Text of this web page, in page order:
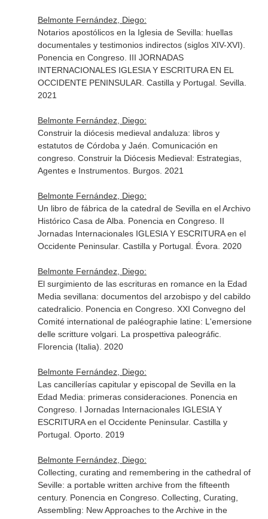
Belmonte Fernández, Diego:
Notarios apostólicos en la Iglesia de Sevilla: huellas
documentales y testimonios indirectos (siglos XIV-XVI).
Ponencia en Congreso. III JORNADAS
INTERNACIONALES IGLESIA Y ESCRITURA EN EL
OCCIDENTE PENINSULAR. Castilla y Portugal. Sevilla.
2021
Belmonte Fernández, Diego:
Construir la diócesis medieval andaluza: libros y
estatutos de Córdoba y Jaén. Comunicación en
congreso. Construir la Diócesis Medieval: Estrategias,
Agentes e Instrumentos. Burgos. 2021
Belmonte Fernández, Diego:
Un libro de fábrica de la catedral de Sevilla en el Archivo
Histórico Casa de Alba. Ponencia en Congreso. II
Jornadas Internacionales IGLESIA Y ESCRITURA en el
Occidente Peninsular. Castilla y Portugal. Évora. 2020
Belmonte Fernández, Diego:
El surgimiento de las escrituras en romance en la Edad
Media sevillana: documentos del arzobispo y del cabildo
catedralicio. Ponencia en Congreso. XXI Convegno del
Comité international de paléographie latine: L'emersione
delle scritture volgari. La prospettiva paleográfic.
Florencia (Italia). 2020
Belmonte Fernández, Diego:
Las cancillerías capitular y episcopal de Sevilla en la
Edad Media: primeras consideraciones. Ponencia en
Congreso. I Jornadas Internacionales IGLESIA Y
ESCRITURA en el Occidente Peninsular. Castilla y
Portugal. Oporto. 2019
Belmonte Fernández, Diego:
Collecting, curating and remembering in the cathedral of
Seville: a portable written archive from the fifteenth
century. Ponencia en Congreso. Collecting, Curating,
Assembling: New Approaches to the Archive in the